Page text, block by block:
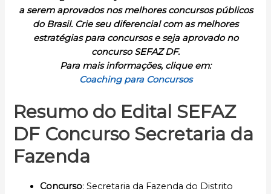
a serem aprovados nos melhores concursos públicos
do Brasil. Crie seu diferencial com as melhores
estratégias para concursos e seja aprovado no
concurso SEFAZ DF.
Para mais informações, clique em:
Coaching para Concursos
Resumo do Edital SEFAZ
DF Concurso Secretaria da
Fazenda
Concurso: Secretaria da Fazenda do Distrito